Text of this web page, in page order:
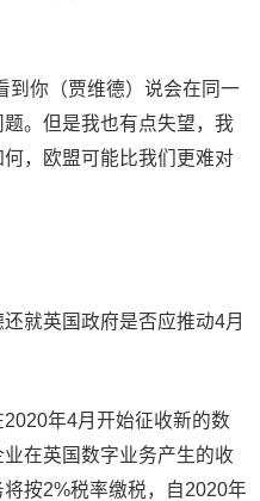
到你（贾维德）说会在同一
。但是我也有点失望，我
，欧盟可能比我们更难对
就英国政府是否应推动4月
年4月开始征收新的数
在英国数字业务产生的收
按2%税率缴税，自2020年